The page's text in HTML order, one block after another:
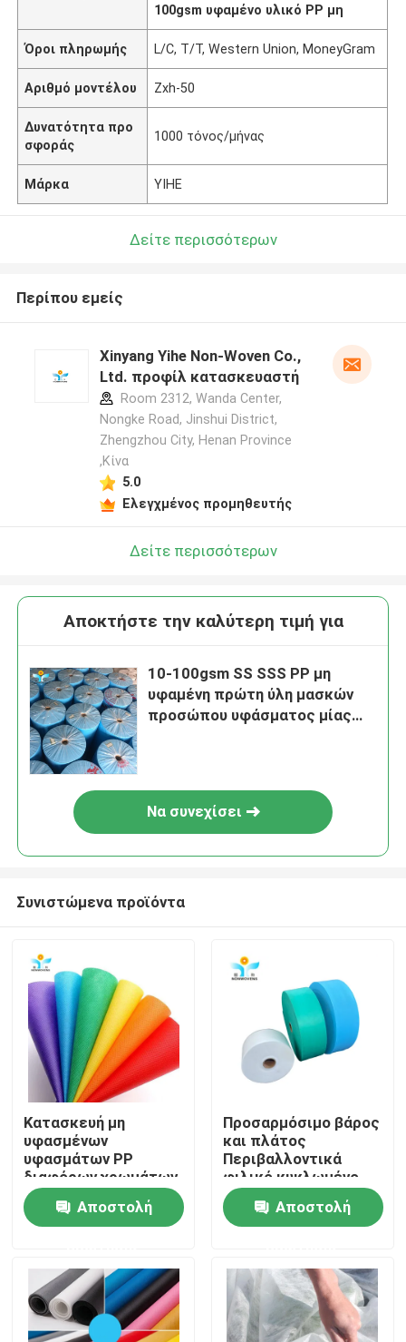
Σπίτι
Προϊόντα
Περίπου εμείς
100gsm υφαμένο υλικό PP μη
Όροι πληρωμής L/C, T/T, Western Union, MoneyGram
Αριθμό μοντέλου Zxh-50
Δυνατότητα προ
σφοράς
1000 τόνος/μήνας
Μάρκα YIHE
Δείτε περισσότερων
Περίπου εμείς
Xinyang Yihe Non-Woven Co.,
Ltd. προφίλ κατασκευαστή
Room 2312, Wanda Center,
Nongke Road, Jinshui District,
Zhengzhou City, Henan Province
,Κίνα
5.0
Ελεγχμένος προμηθευτής
Δείτε περισσότερων
Αποκτήστε την καλύτερη τιμή για
10-100gsm SS SSS PP μη
υφαμένη πρώτη ύλη μασκών
προσώπου υφάσματος μίας
Να συνεχίσει
Συνιστώμενα προϊόντα
Κατασκευή μη
υφασμένων
υφασμάτων PP
διαφόρων χρωμάτων
για προϊόντα
προστασίας μιας
χρήσης
Αποστολή
Προσαρμόσιμο βάρος
και πλάτος
Περιβαλλοντικά
φιλικό κυκλωμένο
PP TNT μη υφαντικό
ρόλο
Αποστολή